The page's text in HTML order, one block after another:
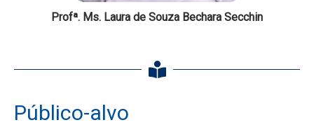
Profª. Ms. Laura de Souza Bechara Secchin
Público-alvo